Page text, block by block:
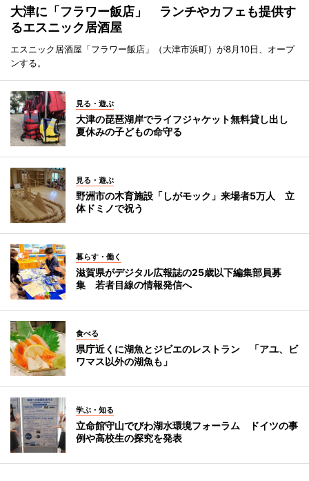
大津に「フラワー飯店」 ランチやカフェも提供す
るエスニック居酒屋
エスニック居酒屋「フラワー飯店」（大津市浜町）が8月10日、オープ
ンする。
見る・遊ぶ
大津の琵琶湖岸でライフジャケット無料貸し出し
夏休みの子どもの命守る
見る・遊ぶ
野洲市の木育施設「しがモック」来場者5万人 立
体ドミノで祝う
暮らす・働く
滋賀県がデジタル広報誌の25歳以下編集部員募
集 若者目線の情報発信へ
食べる
県庁近くに湖魚とジビエのレストラン 「アユ、ビ
ワマス以外の湖魚も」
学ぶ・知る
立命館守山でびわ湖水環境フォーラム ドイツの事
例や高校生の探究を発表